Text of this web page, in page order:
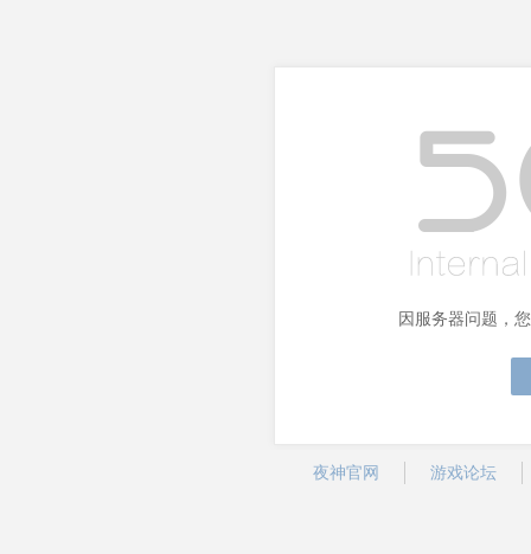
因服务器问题，
夜神官网 游戏论坛